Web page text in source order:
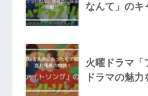
なんて」のキ
火曜ドラマ「
ドラマの魅力